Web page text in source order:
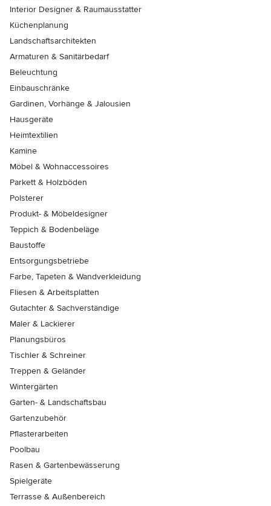
Interior Designer & Raumausstatter
Küchenplanung
Landschaftsarchitekten
Armaturen & Sanitärbedarf
Beleuchtung
Einbauschränke
Gardinen, Vorhänge & Jalousien
Hausgeräte
Heimtextilien
Kamine
Möbel & Wohnaccessoires
Parkett & Holzböden
Polsterer
Produkt- & Möbeldesigner
Teppich & Bodenbeläge
Baustoffe
Entsorgungsbetriebe
Farbe, Tapeten & Wandverkleidung
Fliesen & Arbeitsplatten
Gutachter & Sachverständige
Maler & Lackierer
Planungsbüros
Tischler & Schreiner
Treppen & Geländer
Wintergärten
Garten- & Landschaftsbau
Gartenzubehör
Pflasterarbeiten
Poolbau
Rasen & Gartenbewässerung
Spielgeräte
Terrasse & Außenbereich